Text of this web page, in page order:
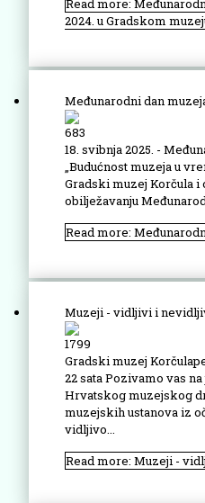
Read more:
2024. u Gradskom
Međunarodni dan
683
18. svibnja 2025. -
„Budućnost muzeja u
Gradski muzej Korčula i
obilježavanju
Read more:
Muzeji - vidljivi i
1799
Gradski muzej
22 sata Pozivamo vas
Hrvatskog muzejskog
muzejskih ustanova iz
vidljivo...
Read more: Muzeji -